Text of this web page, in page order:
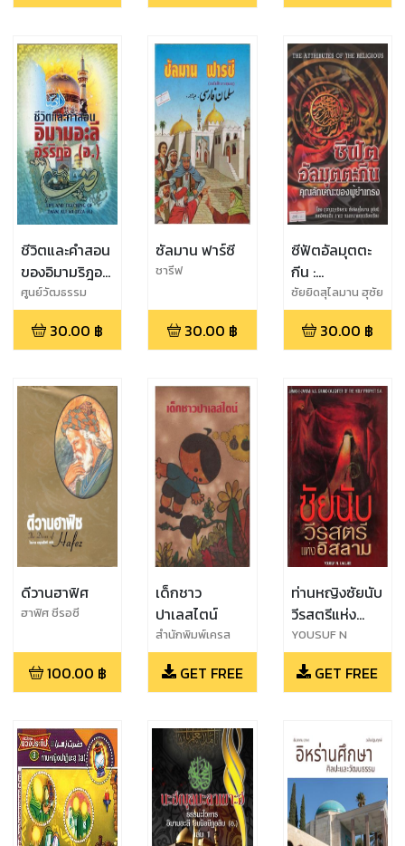
ชีวิตและคำสอน
ของอิมามริฎอ
(อ)
ศูนย์วัฒธรรม
อิหร่าน
30.00 ฿
ซัลมาน ฟาร์ซี
ชารีฟ
30.00 ฿
ซีฟัตอัลมุตตะ
กีน :
คุณลักษณะของ
ผู้ยำเกรง
ซัยยิดสุไลมาน ฮุซัย
นี
30.00 ฿
ดีวานฮาฟิศ
ฮาฟิศ ชีรอซี
100.00 ฿
เด็กชาว
ปาเลสไตน์
สำนักพิมพ์เครส
เซนต์
GET FREE
ท่านหญิงซัยนับ
วีรสตรีแห่ง
อิสลาม
YOUSUF N
LALLJEE
GET FREE